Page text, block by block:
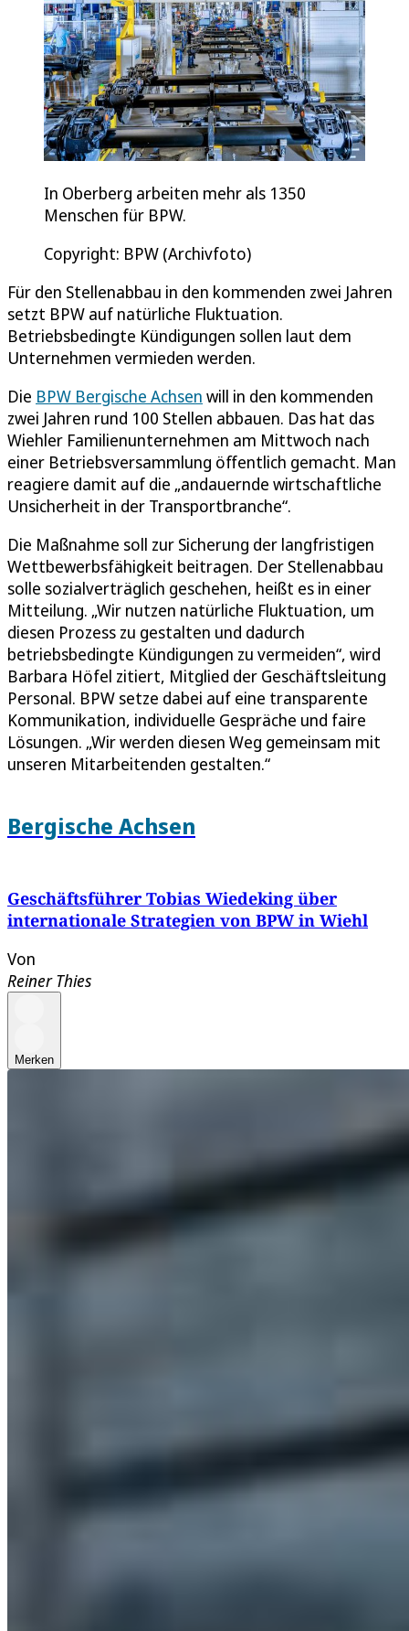
In Oberberg arbeiten mehr als 1350
Menschen für BPW.
Copyright: BPW (Archivfoto)
Für den Stellenabbau in den kommenden zwei Jahren
setzt BPW auf natürliche Fluktuation.
Betriebsbedingte Kündigungen sollen laut dem
Unternehmen vermieden werden.
Die BPW Bergische Achsen will in den kommenden
zwei Jahren rund 100 Stellen abbauen. Das hat das
Wiehler Familienunternehmen am Mittwoch nach
einer Betriebsversammlung öffentlich gemacht. Man
reagiere damit auf die „andauernde wirtschaftliche
Unsicherheit in der Transportbranche“.
Die Maßnahme soll zur Sicherung der langfristigen
Wettbewerbsfähigkeit beitragen. Der Stellenabbau
solle sozialverträglich geschehen, heißt es in einer
Mitteilung. „Wir nutzen natürliche Fluktuation, um
diesen Prozess zu gestalten und dadurch
betriebsbedingte Kündigungen zu vermeiden“, wird
Barbara Höfel zitiert, Mitglied der Geschäftsleitung
Personal. BPW setze dabei auf eine transparente
Kommunikation, individuelle Gespräche und faire
Lösungen. „Wir werden diesen Weg gemeinsam mit
unseren Mitarbeitenden gestalten.“
Bergische Achsen
Geschäftsführer Tobias Wiedeking über
internationale Strategien von BPW in Wiehl
Von
Reiner Thies
Merken